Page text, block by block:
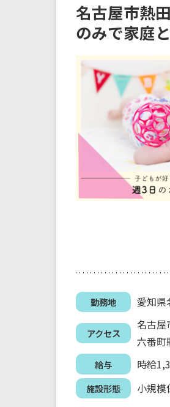
名古屋市熱
のみで家庭
勤務地 愛知県
アクセス
名古
六番
給与 時給
施設形態 小規模